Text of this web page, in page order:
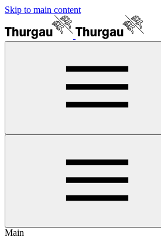
Skip to main content
Main